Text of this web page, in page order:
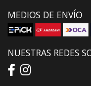
MEDIOS DE ENVÍO
NUESTRAS REDES